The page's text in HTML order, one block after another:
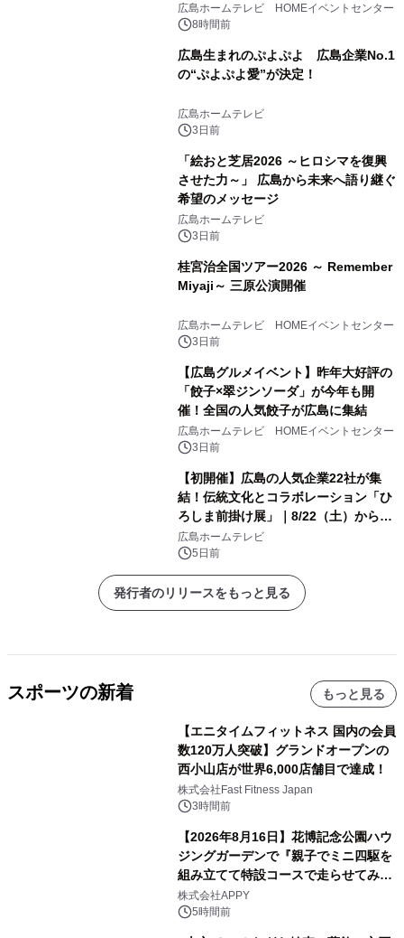
同時オープンします！
広島ホームテレビ HOMEイベントセンター
8時間前
広島生まれのぷよぷよ 広島企業No.1
の“ぷよぷよ愛”が決定！
広島ホームテレビ
3日前
「絵おと芝居2026 ～ヒロシマを復興
させた力～」 広島から未来へ語り継ぐ
希望のメッセージ
広島ホームテレビ
3日前
桂宮治全国ツアー2026 ～ Remember
Miyaji～ 三原公演開催
広島ホームテレビ HOMEイベントセンター
3日前
【広島グルメイベント】昨年大好評の
「餃子×翠ジンソーダ」が今年も開
催！全国の人気餃子が広島に集結
広島ホームテレビ HOMEイベントセンター
3日前
【初開催】広島の人気企業22社が集
結！伝統文化とコラボレーション「ひ
ろしま前掛け展」｜8/22（土）から開
幕！
広島ホームテレビ
5日前
発行者のリリースをもっと見る
スポーツの新着 もっと見る
【エニタイムフィットネス 国内の会員
数120万人突破】グランドオープンの
西小山店が世界6,000店舗目で達成！
株式会社Fast Fitness Japan
3時間前
【2026年8月16日】花博記念公園ハウ
ジングガーデンで『親子でミニ四駆を
組み立てて特設コースで走らせてみよ
う！』を開催
株式会社APPY
5時間前